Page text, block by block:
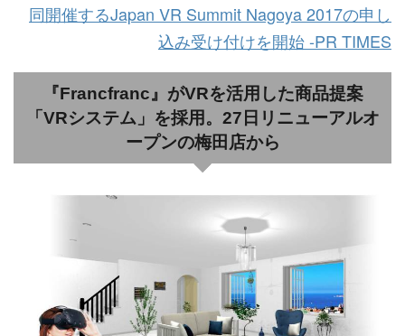
同開催するJapan VR Summit Nagoya 2017の申し
込み受け付けを開始 -PR TIMES
『Francfranc』がVRを活用した商品提案
「VRシステム」を採用。27日リニューアルオ
ープンの梅田店から